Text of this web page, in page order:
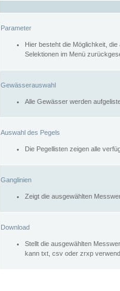
Parameter
Hier besteht die Möglichkeit,
Selektionen im Menü
Gewässerauswahl
Alle Gewässer werden
Auswahl des Pegels
Die Pegellisten zeigen alle
Ganglinien
Zeigt die ausgewählten
Download
Stellt die ausgewählten
kann txt, csv oder zrxp